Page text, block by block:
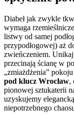
Diabeł jak zwykle
wymaga
listwy od samej
przypodłogowej) aż
zwieńczeniem.
przecinają ścianę w
„zmiażdżenia”
pod klucz Wrocław,
pionowej sztukaterii
uzyskujemy
niepotrzebnego